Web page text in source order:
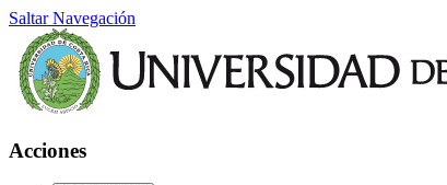
Saltar Navegación
Acciones